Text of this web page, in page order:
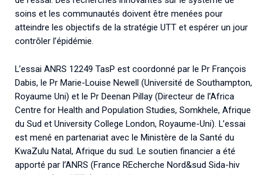
soins et les communautés doivent être menées pour
atteindre les objectifs de la stratégie UTT et espérer un jour
contrôler l’épidémie.
L’essai ANRS 12249 TasP est coordonné par le Pr François
Dabis, le Pr Marie-Louise Newell (Université de Southampton,
Royaume Uni) et le Pr Deenan Pillay (Directeur de l’Africa
Centre for Health and Population Studies, Somkhele, Afrique
du Sud et University College London, Royaume-Uni). L’essai
est mené en partenariat avec le Ministère de la Santé du
KwaZulu Natal, Afrique du sud. Le soutien financier a été
apporté par l’ANRS (France REcherche Nord&sud Sida-hiv